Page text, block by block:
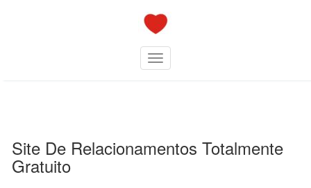
Toggle navigation
Site De Relacionamentos Totalmente
Gratuito